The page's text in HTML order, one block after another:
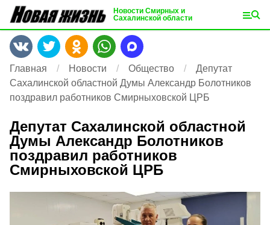
Новости Смирных и
Сахалинской области
Главная Новости Общество
Депутат
Сахалинской областной Думы Александр Болотников
поздравил работников Смирныховской ЦРБ
Депутат Сахалинской областной
Думы Александр Болотников
поздравил работников
Смирныховской ЦРБ